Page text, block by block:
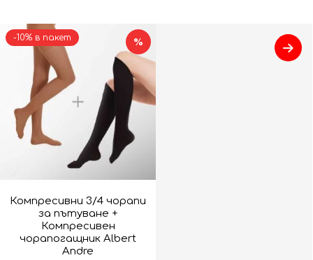
%
Компресивни 3/4 чорапи
за пътуване +
Компресивен
чорапогащник Albert
Andre
-10% в пакет